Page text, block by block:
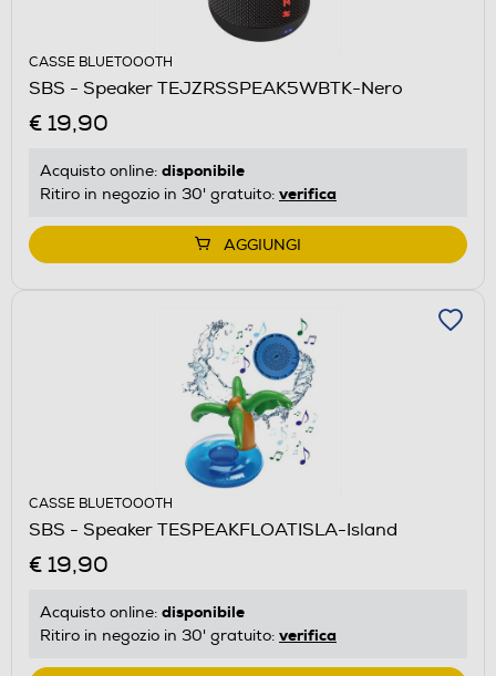
CASSE BLUETOOOTH
SBS - Speaker TEJZRSSPEAK5WBTK-Nero
€ 19,90
Acquisto online: disponibile
Ritiro in negozio in 30' gratuito: verifica
AGGIUNGI
CASSE BLUETOOOTH
SBS - Speaker TESPEAKFLOATISLA-Island
€ 19,90
Acquisto online: disponibile
Ritiro in negozio in 30' gratuito: verifica